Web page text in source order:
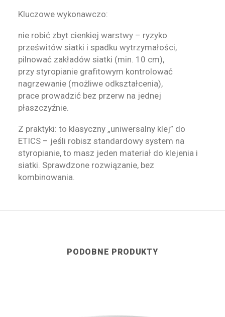
Kluczowe wykonawczo:
nie robić zbyt cienkiej warstwy – ryzyko
prześwitów siatki i spadku wytrzymałości,
pilnować zakładów siatki (min. 10 cm),
przy styropianie grafitowym kontrolować
nagrzewanie (możliwe odkształcenia),
prace prowadzić bez przerw na jednej
płaszczyźnie.
Z praktyki: to klasyczny „uniwersalny klej” do
ETICS – jeśli robisz standardowy system na
styropianie, to masz jeden materiał do klejenia i
siatki. Sprawdzone rozwiązanie, bez
kombinowania.
PODOBNE PRODUKTY